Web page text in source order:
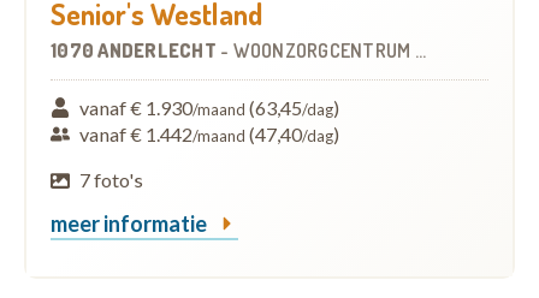
Senior's Westland
1070 ANDERLECHT - WOONZORGCENTRUM (WZC)
vanaf € 1.930/maand (63,45/dag)
vanaf € 1.442/maand (47,40/dag)
7 foto's
meer informatie